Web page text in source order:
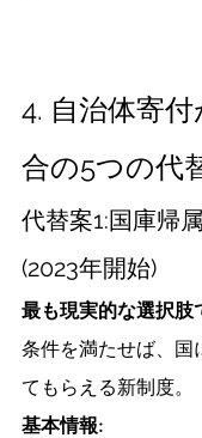
4. 自治体寄
合の5つの代
代替案1:国庫帰
(2023年開始)
最も現実的な選択肢
条件を満たせば、国
てもらえる新制度。
基本情報: